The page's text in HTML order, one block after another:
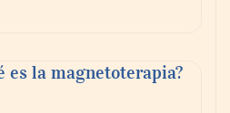
es la magnetoterapia?